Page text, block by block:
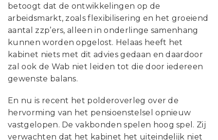
betoogt dat de ontwikkelingen op de
arbeidsmarkt, zoals flexibilisering en het groeiend
aantal zzp’ers, alleen in onderlinge samenhang
kunnen worden opgelost. Helaas heeft het
kabinet niets met dit advies gedaan en daardoor
zal ook de Wab niet leiden tot die door iedereen
gewenste balans.
En nu is recent het polderoverleg over de
hervorming van het pensioenstelsel opnieuw
vastgelopen. De vakbonden spelen hoog spel. Zij
verwachten dat het kabinet het uiteindelijk niet